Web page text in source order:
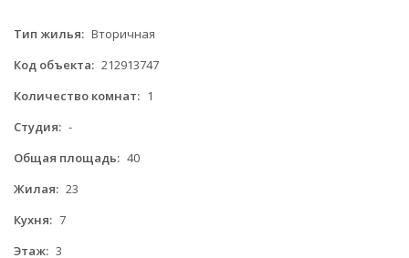
Тип жилья: Вторичная
Код объекта: 212913747
Количество комнат: 1
Студия: -
Общая площадь: 40
Жилая: 23
Кухня: 7
Этаж: 3